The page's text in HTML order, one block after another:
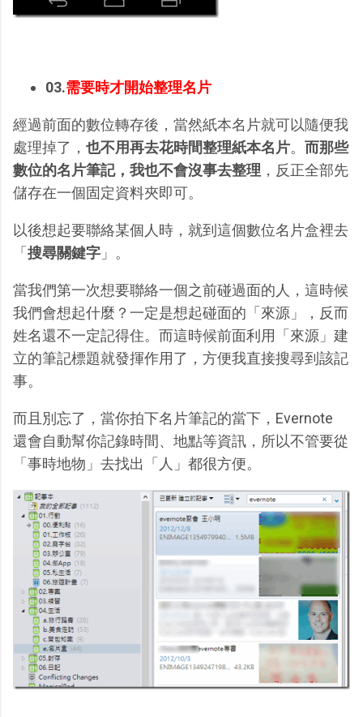
03.需要時才開始整理名片
經過前面的數位轉存後，當然紙本名片就可以隨便我
處理掉了， 也不用再去花時間整理紙本名片。 而那些
數位的名片筆記，我也不會沒事去整理 ，反正全部先
儲存在一個固定資料夾即可。
以後想起要聯絡某個人時，就到這個數位名片盒裡去
「 搜尋關鍵字 」。
當我們第一次想要聯絡一個之前碰過面的人，這時候
我們會想起什麼？一定是想起碰面的「來源」，反而
姓名還不一定記得住。而這時候前面利用「來源」建
立的筆記標題就發揮作用了，方便我直接搜尋到該記
事。
而且別忘了，當你拍下名片筆記的當下，Evernote
還會自動幫你記錄時間、地點等資訊，所以不管要從
「事時地物」去找出「人」都很方便。